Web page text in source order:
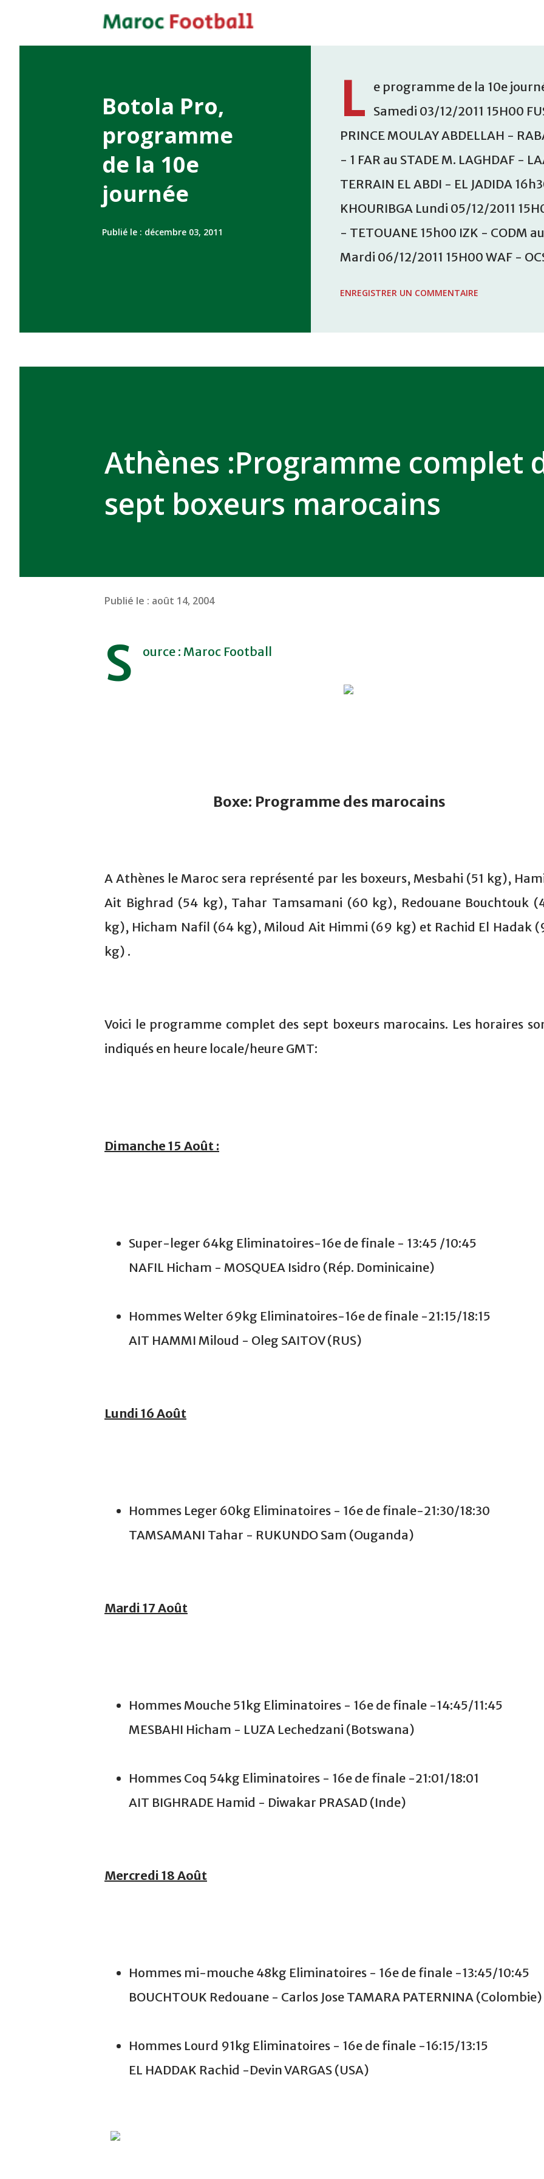
Botola Pro,
programme
de la 10e
journée
Publié le : décembre 03, 2011
L e programme de la 10e
Samedi 03/12/2011 15H00
PRINCE MOULAY ABDELLAH -
- 1 FAR au STADE M. LAGHDAF -
TERRAIN EL ABDI - EL JADIDA
KHOURIBGA Lundi 05/12/2011
- TETOUANE 15h00 IZK - CODM
Mardi 06/12/2011 15H00 WAF -
ENREGISTRER UN COMMENTAIRE
Athènes :Programme complet
sept boxeurs marocains
Publié le : août 14, 2004
S ource : Maroc Football
Boxe: Programme des marocains
A Athènes le Maroc sera représenté par les boxeurs, Mesbahi (51 kg),
Ait Bighrad (54 kg), Tahar Tamsamani (60 kg), Redouane Bouchtouk
kg), Hicham Nafil (64 kg), Miloud Ait Himmi (69 kg) et Rachid El Hadak
kg) .
Voici le programme complet des sept boxeurs marocains. Les horaires
indiqués en heure locale/heure GMT:
Dimanche 15 Août :
Super-leger 64kg Eliminatoires-16e de finale - 13:45 /10:45
NAFIL Hicham - MOSQUEA Isidro (Rép. Dominicaine)
Hommes Welter 69kg Eliminatoires-16e de finale -21:15/18:15
AIT HAMMI Miloud - Oleg SAITOV (RUS)
Lundi 16 Août
Hommes Leger 60kg Eliminatoires - 16e de finale-21:30/18:30
TAMSAMANI Tahar - RUKUNDO Sam (Ouganda)
Mardi 17 Août
Hommes Mouche 51kg Eliminatoires - 16e de finale -14:45/11:45
MESBAHI Hicham - LUZA Lechedzani (Botswana)
Hommes Coq 54kg Eliminatoires - 16e de finale -21:01/18:01
AIT BIGHRADE Hamid - Diwakar PRASAD (Inde)
Mercredi 18 Août
Hommes mi-mouche 48kg Eliminatoires - 16e de finale -13:45/10:45
BOUCHTOUK Redouane - Carlos Jose TAMARA PATERNINA (Colombie)
Hommes Lourd 91kg Eliminatoires - 16e de finale -16:15/13:15
EL HADDAK Rachid -Devin VARGAS (USA)